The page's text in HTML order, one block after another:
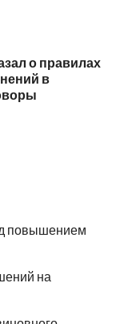
о правилах
в
повышением
на